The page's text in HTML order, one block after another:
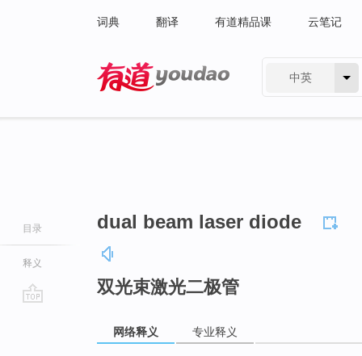
词典 翻译 有道精品课 云笔记
中英
目录
释义
dual beam laser diode
双光束激光二极管
网络释义 专业释义